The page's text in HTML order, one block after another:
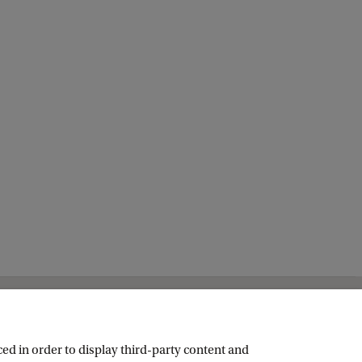
in order to display third-party content and